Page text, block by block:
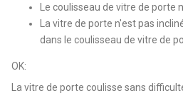
Le coulisseau de vitre de porte
La vitre de porte n'est pas
dans le coulisseau de vitre de
OK:
La vitre de porte coulisse sans